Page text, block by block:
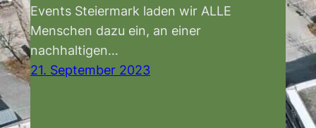
Events Steiermark laden wir ALLE
Menschen dazu ein, an einer
nachhaltigen…
21. September 2023